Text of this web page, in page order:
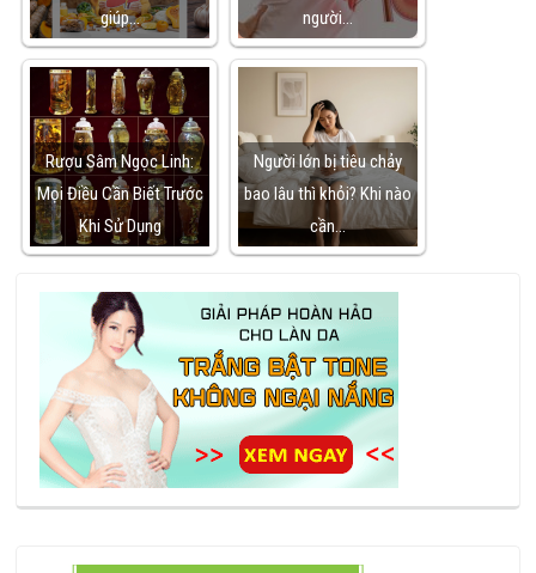
giúp…
người…
Rượu Sâm Ngọc Linh:
Mọi Điều Cần Biết Trước
Khi Sử Dụng
Người lớn bị tiêu chảy
bao lâu thì khỏi? Khi nào
cần…